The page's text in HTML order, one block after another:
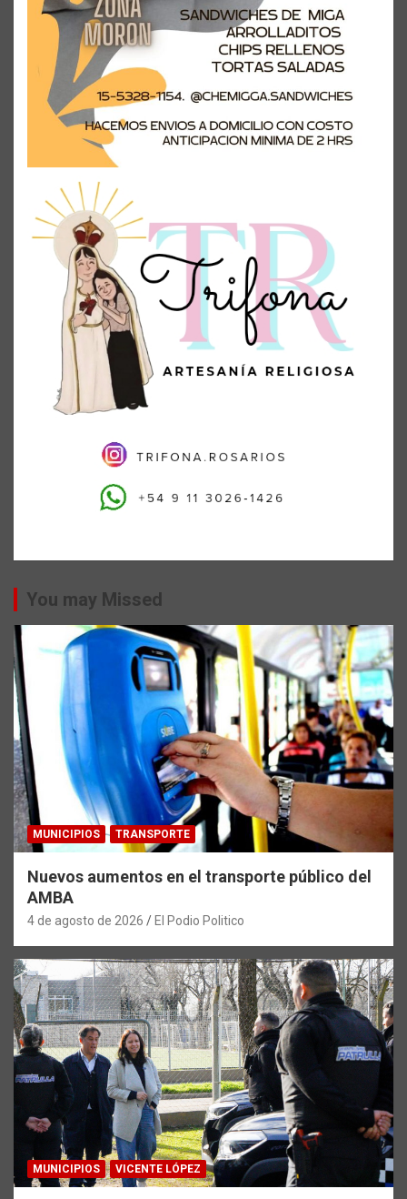
You may Missed
MUNICIPIOS TRANSPORTE
Nuevos aumentos en el transporte público del
AMBA
4 de agosto de 2026 El Podio Politico
MUNICIPIOS VICENTE LÓPEZ